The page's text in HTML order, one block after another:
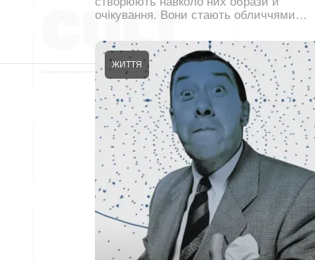
очікування. Вони стають обличчями…
ЖИТТЯ